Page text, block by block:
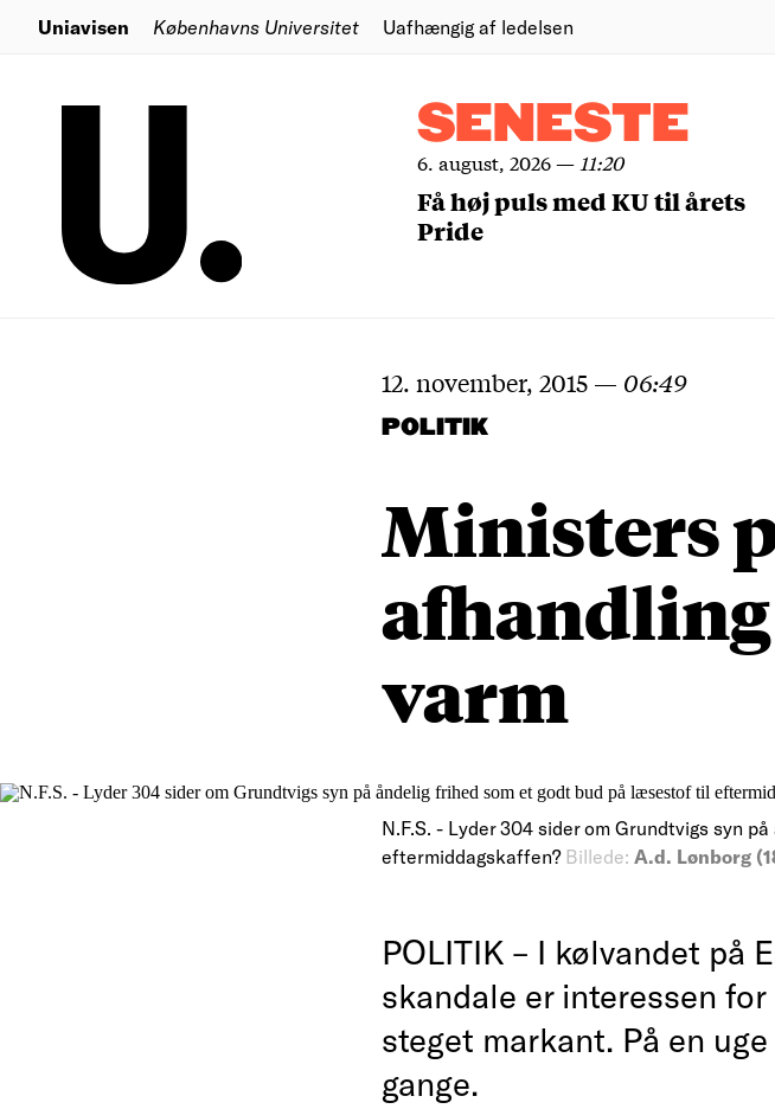
Uniavisen Københavns Universitet Uafhængig af ledelsen
SENESTE
6. august, 2026— 11:20
Få høj puls med KU til årets
Pride
12. november, 2015 — 06:49
POLITIK
Ministers
varm
N.F.S. - Lyder 304 sider om Grundtvigs syn
eftermiddagskaffen? Billede: A.d. Lønborg
POLITIK – I kølvandet på
skandale er interessen
steget markant. På en
gange.